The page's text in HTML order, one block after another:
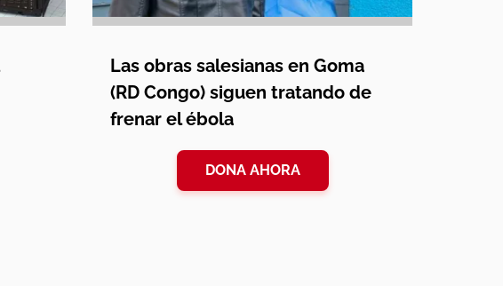
Las obras salesianas en Goma
(RD Congo) siguen tratando de
frenar el ébola
DONA AHORA